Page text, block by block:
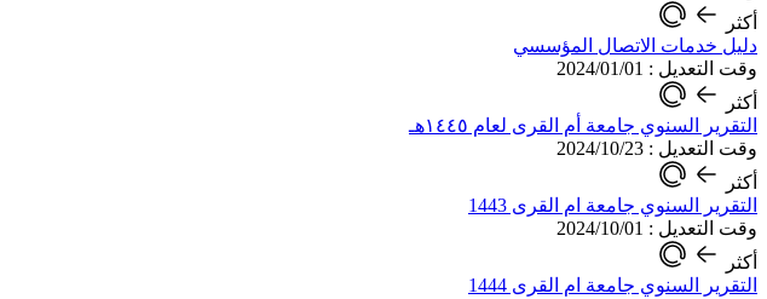
أكثر
دليل خدمات الاتصال المؤسسي
وقت التعديل : 2024/01/01
أكثر
التقرير السنوي جامعة أم القرى لعام ١٤٤٥هـ
وقت التعديل : 2024/10/23
أكثر
التقرير السنوي جامعة ام القرى 1443
وقت التعديل : 2024/10/01
أكثر
التقرير السنوي جامعة ام القرى 1444